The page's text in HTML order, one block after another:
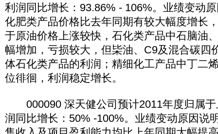
利润同比增长：93.86% - 106%。业绩变动
化肥类产品价格比去年同期有较大幅度增长
于原油价格上涨较快，石化类产品中石脑油
幅增加，亏损较大，但枈油、C9及混合碳四
体石化类产品的利润；精细化工产品中丁二
位徘徊，利润稳定增长。
000090 深天健公司预计2011年度归属于
润同比增长：50% -100%。业绩变动原因说